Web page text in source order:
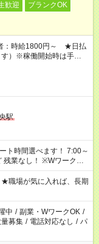
歓迎
ブランクOK
：時給1800円～ ★日払
）※稼働開始時は手続き
駅
※Wワークの
就業はご案内できませ
社会保険への加入対象
の原則禁止）により、
場合があります
場が気に入れば、長期
中 / 副業・WワークOK /
募集 / 電話対応なし / パ